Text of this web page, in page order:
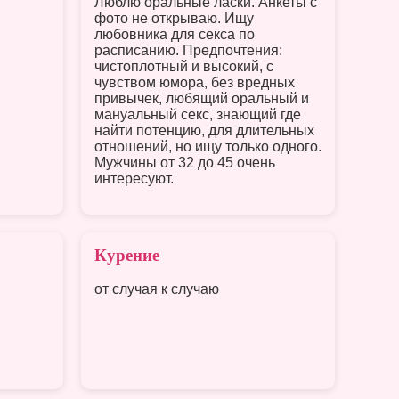
фото не открываю. Ищу
любовника для секса по
расписанию. Предпочтения:
чистоплотный и высокий, с
чувством юмора, без вредных
привычек, любящий оральный и
мануальный секс, знающий где
найти потенцию, для длительных
отношений, но ищу только одного.
Мужчины от 32 до 45 очень
интересуют.
Курение
от случая к случаю